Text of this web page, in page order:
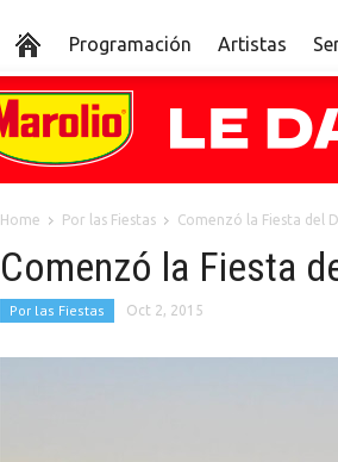
Programación Artistas
Home Por las Fiestas Comenzó la Fiesta del
Comenzó la Fiesta
Por las Fiestas Oct 2, 2015